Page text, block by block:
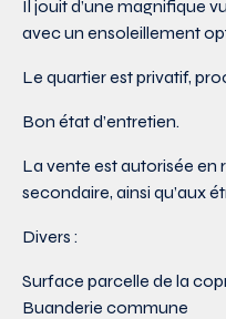
Il jouit d’une magnifique
avec un ensoleillement
Le quartier est privatif,
Bon état d’entretien.
La vente est autorisée
secondaire, ainsi qu’aux
Divers :
Surface parcelle de la
Buanderie commune